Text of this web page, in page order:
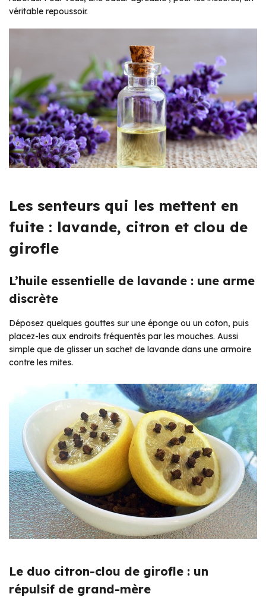
véritable repoussoir.
Les senteurs qui les mettent en
fuite : lavande, citron et clou de
girofle
L’huile essentielle de lavande : une arme
discrète
Déposez quelques gouttes sur une éponge ou un coton, puis
placez-les aux endroits fréquentés par les mouches. Aussi
simple que de glisser un sachet de lavande dans une armoire
contre les mites.
Le duo citron-clou de girofle : un
répulsif de grand-mère